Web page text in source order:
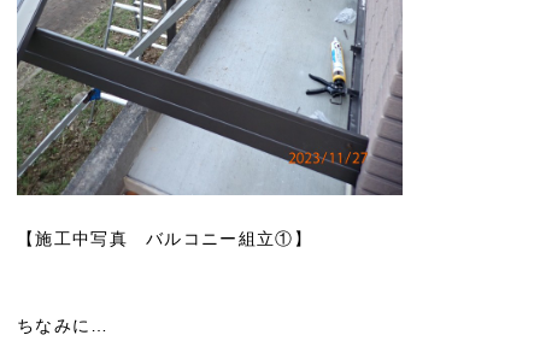
【施工中写真 バルコニー組立①】
ちなみに…